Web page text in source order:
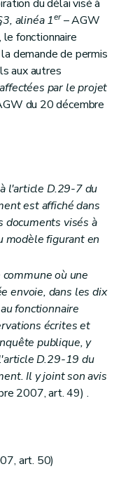
du délai visé à
alinéa 1er– AGW
fonctionnaire
demande de permis
aux autres
par le projet
du 20 décembre
l'article D.29-7 du
est affiché dans
documents visés à
modèle figurant en
où une
envoie, dans les dix
fonctionnaire
écrites et
publique, y
D.29-19 du
Il y joint son avis
2007, art. 49) .
art. 50)